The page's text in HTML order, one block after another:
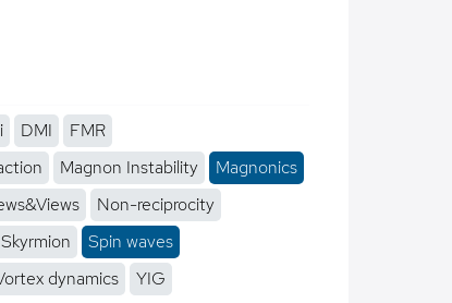
DMI
FMR
Magnon Instability
Magnonics
Non-reciprocity
Skyrmion
Spin waves
dynamics
YIG